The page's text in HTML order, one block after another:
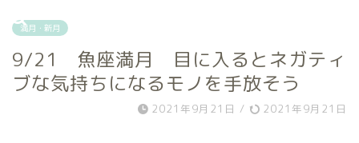
満月・新月
9/21 魚座満月 目に入るとネガティ
ブな気持ちになるモノを手放そう
2021年9月21日 / 2021年9月21日